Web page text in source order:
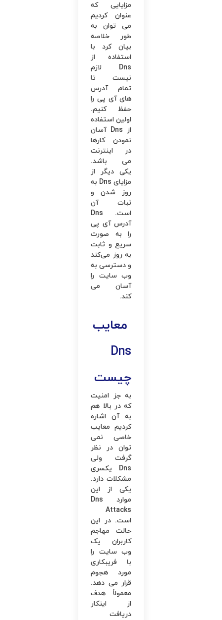
مزایایی که
عنوان کردیم
می ‌توان به
‌طور خلاصه
بیان کرد با
استفاده از
Dns لازم
نیست تا
تمام آدرس
‌های آی ‌پی را
حفظ کنیم.
اولین استفاده
از Dns آسان
نمودن کارها
در اینترنت
می ‌باشد.
یکی دیگر از
مزایای Dns به
‌روز شدن و
ثبات آن
است. Dns
آدرس آی پی
را به‌ صورت
سریع و ثابت
به‌ روز می‌کند
و دسترسی به
وب ‌سایت را
آسان می‌
کند.
معایب
Dns
چیست
به‌ جز امنیت
که در بالا هم
به آن اشاره
کردیم معایب
خاصی نمی
‌توان در نظر
گرفت ولی
Dns یکسری
مشکلات دارد.
یکی از این
موارد Dns
Attacks
است. در این
حالت مهاجم
کاربران یک
وب ‌سایت را
با فریبکاری
مورد هجوم
قرار می ‌دهد.
معمولاً هدف
از اینکار
دریافت